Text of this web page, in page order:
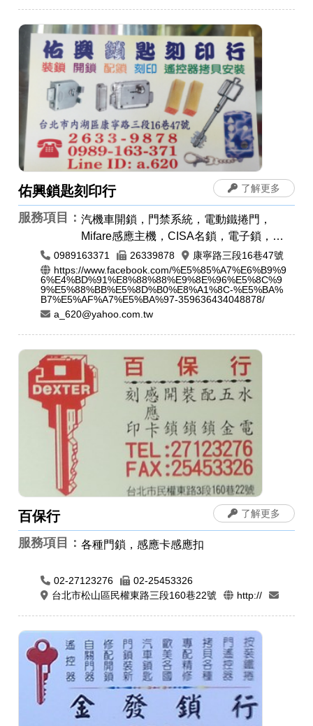
佑興鎖匙刻印行
服務項目：汽機車開鎖，門禁系統，電動鐵捲門，
Mifare感應主機，CISA名鎖，電子鎖，以
色列大力士鎖，24小時開鎖，各種門鎖，
感應卡感應扣，遙控器安裝拷貝，電磁鎖，
晶片鎖匙，汽車開鎖，機車開鎖，開運印
章，肚臍章/胎毛筆，手工印章，象牙印
章，印章圖案設計，印身雕刻，公司章，電
腦刻印，藝術印章，橡皮章，牛角印章，印
鑑章，原子章
0989163371 26339878
康寧路三段16巷47號
https://www.facebook.com/%E5%85%A7%E6%B9%9
6%E4%BD%91%E8%88%88%E9%8E%96%E5%8C%9
9%E5%88%BB%E5%8D%B0%E8%A1%8C-%E5%BA%
B7%E5%AF%A7%E5%BA%97-359636434048878/
a_620@yahoo.com.tw
了解更多
百保行
服務項目：各種門鎖，感應卡感應扣
02-27123276
02-25453326
台北市松山區民權東路三段160巷22號
http://
了解更多